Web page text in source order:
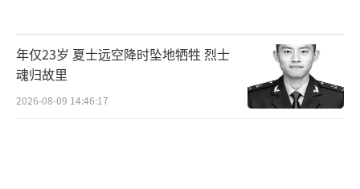
年仅23岁 夏士远空降时坠地牺牲 烈士
魂归故里
2026-08-09 14:46:17